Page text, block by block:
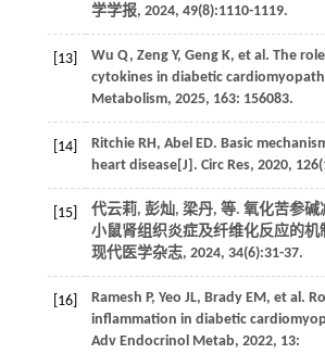
学学报, 2024, 49(8):1110-1119.
[13] Wu Q, Zeng Y, Geng K, et al. The
cytokines in diabetic
Metabolism, 2025, 163: 156083.
[14] Ritchie RH, Abel ED. Basic
heart disease[J]. Circ Res, 2020, 126
[15] 代云莉, 彭灿, 梁丹, 等. 氧化苦参碱
小鼠肾组织炎症及纤维化反应的机
现代医学杂志, 2024, 34(6):31-37.
[16] Ramesh P, Yeo JL, Brady EM, et al.
inflammation in diabetic
Adv Endocrinol Metab, 2022, 13: